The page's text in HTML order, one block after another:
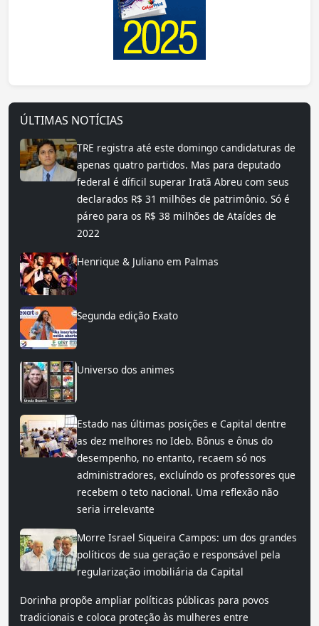
ÚLTIMAS NOTÍCIAS
TRE registra até este domingo candidaturas de
apenas quatro partidos. Mas para deputado
federal é díficil superar Iratã Abreu com seus
declarados R$ 31 milhões de patrimônio. Só é
páreo para os R$ 38 milhões de Ataídes de
2022
Henrique & Juliano em Palmas
Segunda edição Exato
Universo dos animes
Estado nas últimas posições e Capital dentre
as dez melhores no Ideb. Bônus e ônus do
desempenho, no entanto, recaem só nos
administradores, excluíndo os professores que
recebem o teto nacional. Uma reflexão não
seria irrelevante
Morre Israel Siqueira Campos: um dos grandes
políticos de sua geração e responsável pela
regularização imobiliária da Capital
Dorinha propõe ampliar políticas públicas para povos
tradicionais e coloca proteção às mulheres entre